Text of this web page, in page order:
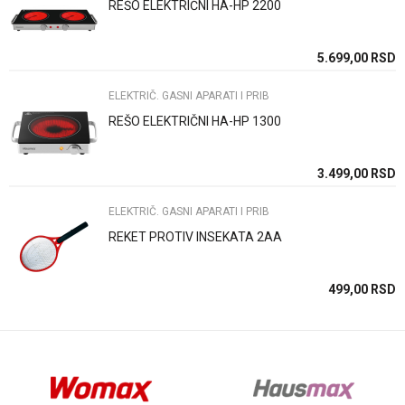
Poruka
Anti-spam zaštita - izračunajte koliko je 2 + 3 :
POŠALJI
REŠO ELEKTRIČNI HA-HP 2200
5.699,00 RSD
ELEKTRIČ. GASNI APARATI I PRIB
REŠO ELEKTRIČNI HA-HP 1300
3.499,00 RSD
ELEKTRIČ. GASNI APARATI I PRIB
REKET PROTIV INSEKATA 2AA
499,00 RSD